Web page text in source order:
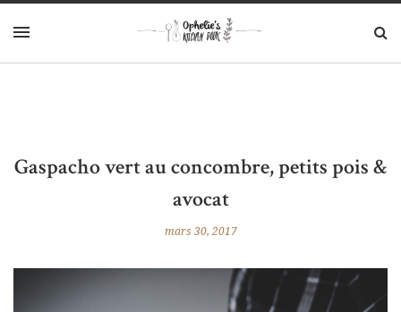
Gaspacho vert au concombre, petits pois &
avocat
mars 30, 2017